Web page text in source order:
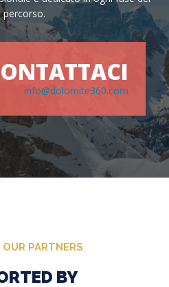
info@dolomite360.com
OUR PARTNERS
BY